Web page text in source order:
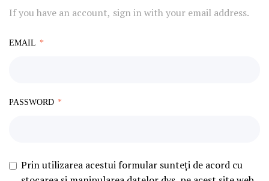
If you have an account, sign in with your email address.
EMAIL
PASSWORD
Prin utilizarea acestui formular sunteți de acord cu